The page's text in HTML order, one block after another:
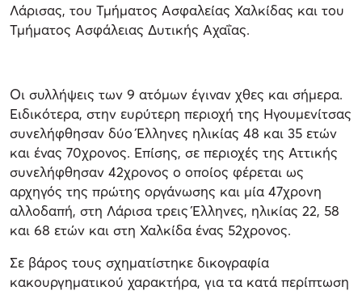
Λάρισας, του Τμήματος Ασφαλείας Χαλκίδας και του
Τμήματος Ασφάλειας Δυτικής Αχαΐας.
Οι συλλήψεις των 9 ατόμων έγιναν χθες και σήμερα.
Ειδικότερα, στην ευρύτερη περιοχή της Ηγουμενίτσας
συνελήφθησαν δύο Έλληνες ηλικίας 48 και 35 ετών
και ένας 70χρονος. Επίσης, σε περιοχές της Αττικής
συνελήφθησαν 42χρονος ο οποίος φέρεται ως
αρχηγός της πρώτης οργάνωσης και μία 47χρονη
αλλοδαπή, στη Λάρισα τρεις Έλληνες, ηλικίας 22, 58
και 68 ετών και στη Χαλκίδα ένας 52χρονος.
Σε βάρος τους σχηματίστηκε δικογραφία
κακουργηματικού χαρακτήρα, για τα κατά περίπτωση